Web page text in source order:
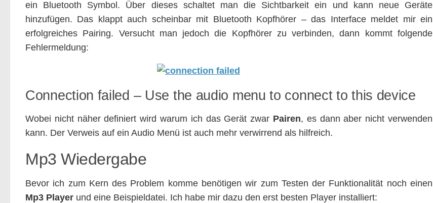
ein Bluetooth Symbol. Über dieses schaltet man die Sichtbarkeit ein und kann neue Geräte
hinzufügen. Das klappt auch scheinbar mit Bluetooth Kopfhörer – das Interface meldet mir ein
erfolgreiches Pairing. Versucht man jedoch die Kopfhörer zu verbinden, dann kommt folgende
Fehlermeldung:
Connection failed – Use the audio menu to connect to this device
Wobei nicht näher definiert wird warum ich das Gerät zwar Pairen, es dann aber nicht verwenden
kann. Der Verweis auf ein Audio Menü ist auch mehr verwirrend als hilfreich.
Mp3 Wiedergabe
Bevor ich zum Kern des Problem komme benötigen wir zum Testen der Funktionalität noch einen
Mp3 Player und eine Beispieldatei. Ich habe mir dazu den erst besten Player installiert: